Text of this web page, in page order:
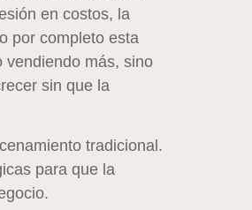
en costos, la
por completo esta
vendiendo más, sino
sin que la
tradicional.
para que la